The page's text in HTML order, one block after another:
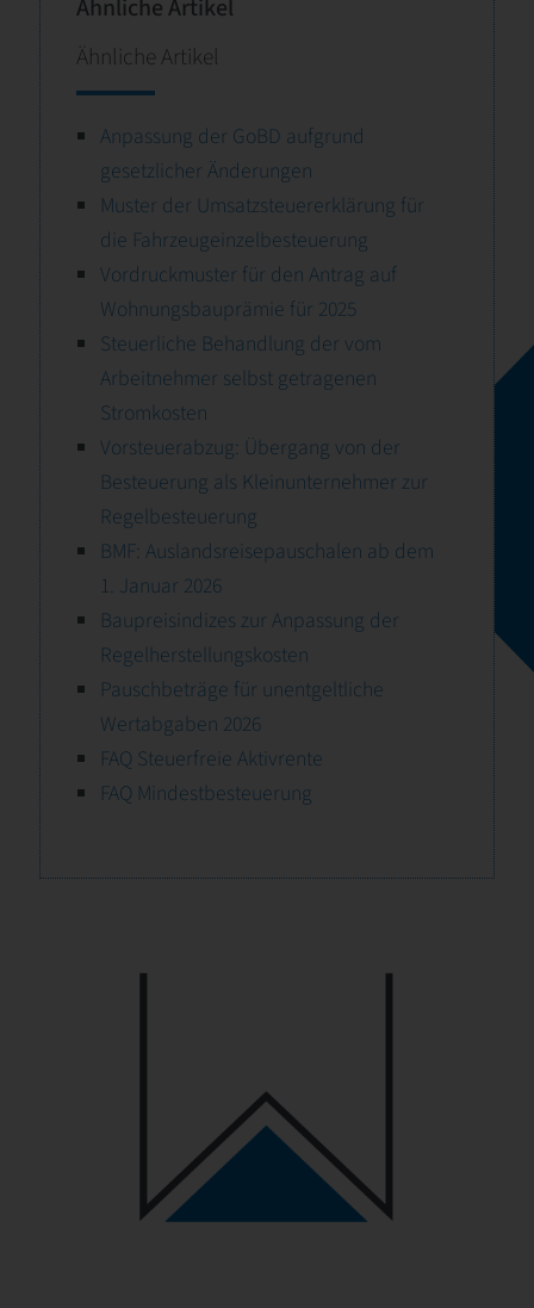
Ähnliche Artikel
Ähnliche Artikel
Anpassung der GoBD aufgrund
gesetzlicher Änderungen
Muster der Umsatzsteuererklärung für
die Fahrzeugeinzelbesteuerung
Vordruckmuster für den Antrag auf
Wohnungsbauprämie für 2025
Steuerliche Behandlung der vom
Arbeitnehmer selbst getragenen
Stromkosten
Vorsteuerabzug: Übergang von der
Besteuerung als Kleinunternehmer zur
Regelbesteuerung
BMF: Auslandsreisepauschalen ab dem
1. Januar 2026
Baupreisindizes zur Anpassung der
Regelherstellungskosten
Pauschbeträge für unentgeltliche
Wertabgaben 2026
FAQ Steuerfreie Aktivrente
FAQ Mindestbesteuerung